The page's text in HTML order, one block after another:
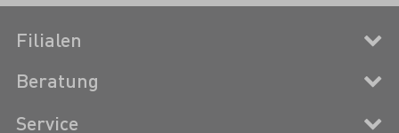
Filialen
Beratung
Service